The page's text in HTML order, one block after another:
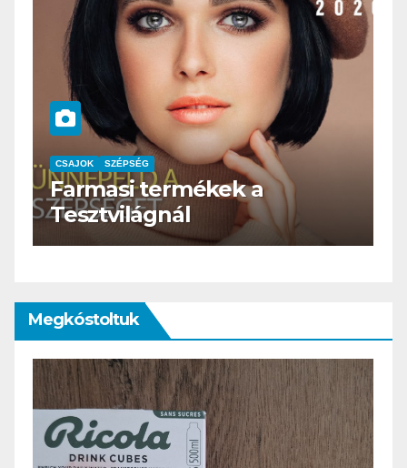
CSAJOK SZÉPSÉG
HERBioticum
Megkóstoltuk